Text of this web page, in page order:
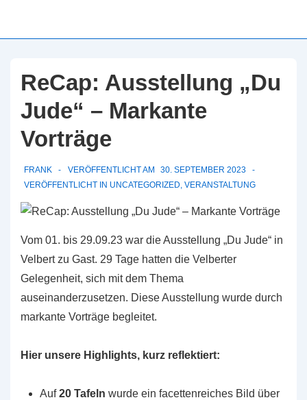
ReCap: Ausstellung „Du
Jude“ – Markante
Vorträge
FRANK VERÖFFENTLICHT AM
30. SEPTEMBER 2023
VERÖFFENTLICHT IN UNCATEGORIZED, VERANSTALTUNG
Vom 01. bis 29.09.23 war die Ausstellung „Du Jude“ in
Velbert zu Gast. 29 Tage hatten die Velberter
Gelegenheit, sich mit dem Thema
auseinanderzusetzen. Diese Ausstellung wurde durch
markante Vorträge begleitet.
Hier unsere Highlights, kurz reflektiert:
Auf20 Tafeln wurde ein facettenreiches Bild über